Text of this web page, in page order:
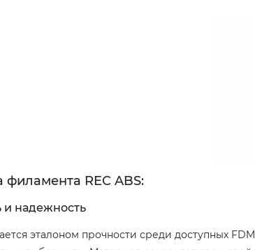
REC ABS:
и надежность
эталоном прочности среди доступных